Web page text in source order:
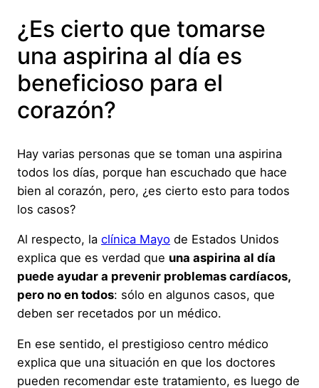
¿Es cierto que tomarse
una aspirina al día es
beneficioso para el
corazón?
Hay varias personas que se toman una aspirina
todos los días, porque han escuchado que hace
bien al corazón, pero, ¿es cierto esto para todos
los casos?
Al respecto, la clínica Mayo de Estados Unidos
explica que es verdad que una aspirina al día
puede ayudar a prevenir problemas cardíacos,
pero no en todos: sólo en algunos casos, que
deben ser recetados por un médico.
En ese sentido, el prestigioso centro médico
explica que una situación en que los doctores
pueden recomendar este tratamiento, es luego de